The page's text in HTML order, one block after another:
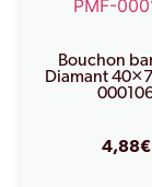
Bouchon
Diamant
4,88€